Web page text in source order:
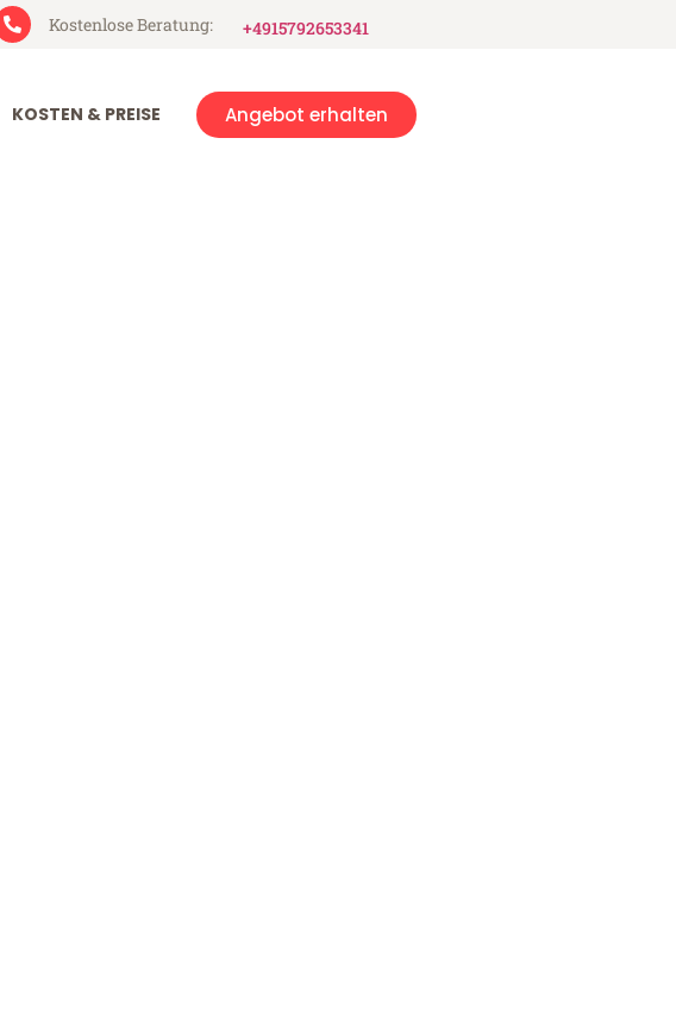
Kostenlose Beratung: +4915792653341
KOSTEN & PREISE Angebot erhalten